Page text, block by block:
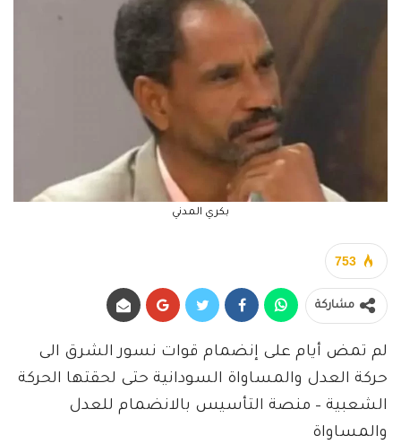
بكري المدني
753
مشاركة
لم تمض أيام على إنضمام قوات نسور الشرق الى
حركة العدل والمساواة السودانية حتى لحقتها الحركة
الشعبية – منصة التأسيس بالانضمام للعدل
والمساواة